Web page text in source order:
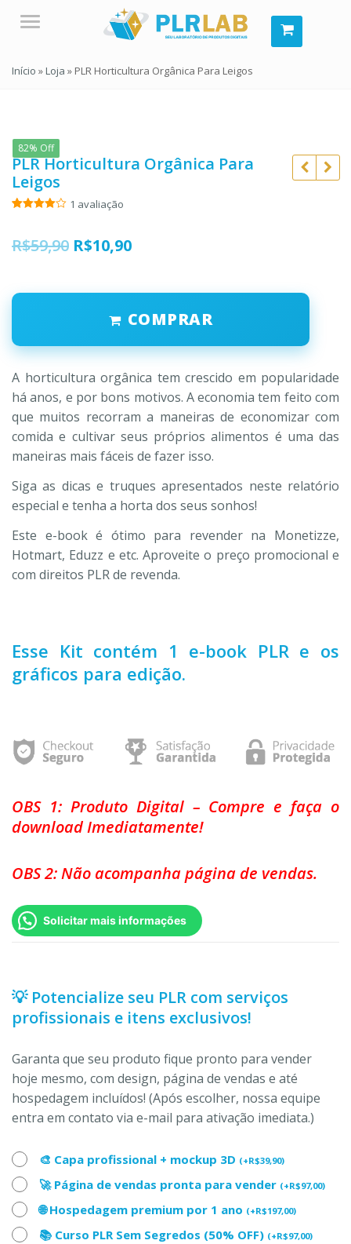
Menu
Início »Loja » PLR Horticultura Orgânica Para Leigos
82% Off
PLR Horticultura Orgânica Para
Leigos
4.00 de 5,
com
1 avaliação
R$59,90 O
original
R$59,90.
R$10,90O
atual
é:
R$10,90.
COMPRAR
A horticultura orgânica tem crescido em popularidade
há anos, e por bons motivos. A economia tem feito com
que muitos recorram a maneiras de economizar com
comida e cultivar seus próprios alimentos é uma das
maneiras mais fáceis de fazer isso.
Siga as dicas e truques apresentados neste relatório
especial e tenha a horta dos seus sonhos!
Este e-book é ótimo para revender na Monetizze,
Hotmart, Eduzz e etc. Aproveite o preço promocional e
com direitos PLR de revenda.
Esse Kit contém 1 e-book PLR e os
gráficos para edição.
OBS 1: Produto Digital – Compre e faça o
download Imediatamente!
OBS 2: Não acompanha página de vendas.
Solicitar mais informações
💡 Potencialize seu PLR com serviços
profissionais e itens exclusivos!
Garanta que seu produto fique pronto para vender
hoje mesmo, com design, página de vendas e até
hospedagem incluídos! (Após escolher, nossa equipe
entra em contato via e-mail para ativação imediata.)
🎨 Capa profissional + mockup 3D (+R$39,90)
🚀 Página de vendas pronta para vender (+R$97,00)
🌐 Hospedagem premium por 1 ano (+R$197,00)
📚 Curso PLR Sem Segredos (50% OFF) (+R$97,00)